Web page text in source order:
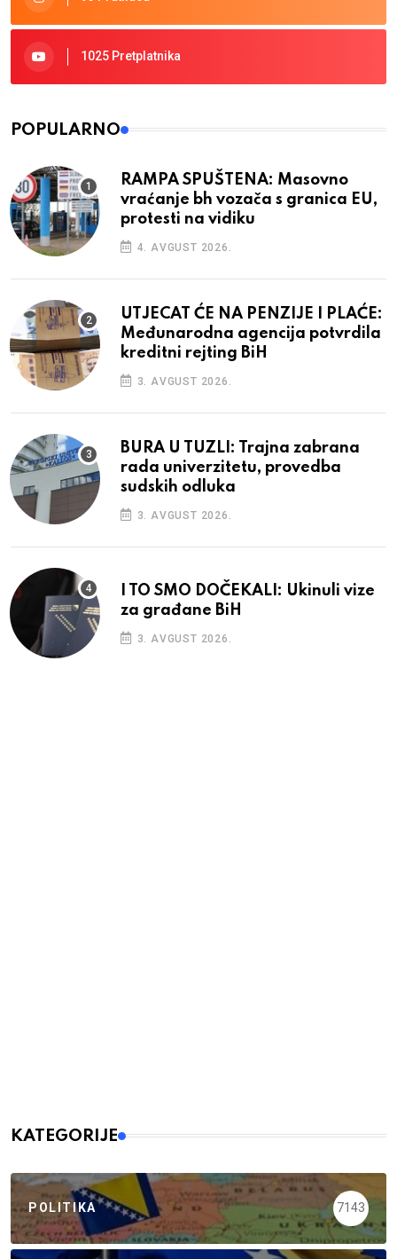
1025 Pretplatnika
POPULARNO
RAMPA SPUŠTENA: Masovno
vraćanje bh vozača s granica EU,
protesti na vidiku
4. AVGUST 2026.
UTJECAT ĆE NA PENZIJE I PLAĆE:
Međunarodna agencija potvrdila
kreditni rejting BiH
3. AVGUST 2026.
BURA U TUZLI: Trajna zabrana
rada univerzitetu, provedba
sudskih odluka
3. AVGUST 2026.
I TO SMO DOČEKALI: Ukinuli vize
za građane BiH
3. AVGUST 2026.
KATEGORIJE
POLITIKA 7143